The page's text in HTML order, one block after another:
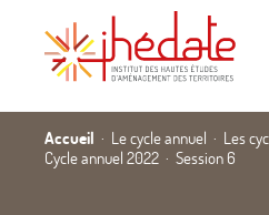
Accueil Le cycle annuel
Les
Cycle annuel 2022
Session 6